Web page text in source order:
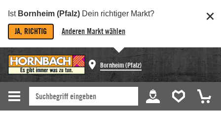
Ist Bornheim (Pfalz) Dein richtiger Markt?
JA, RICHTIG Anderen Markt wählen
Bornheim (Pfalz)